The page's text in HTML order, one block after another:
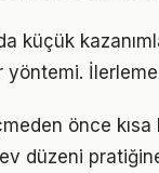
küçük
yöntemi.
önce kısa
düzeni